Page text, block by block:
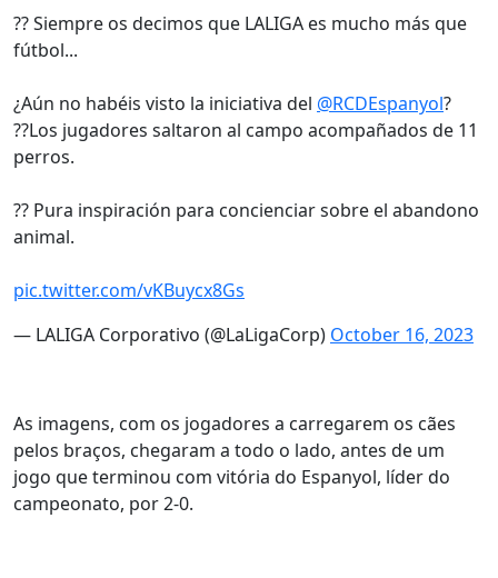
?? Siempre os decimos que LALIGA es mucho más que
fútbol...
¿Aún no habéis visto la iniciativa del @RCDEspanyol?
??Los jugadores saltaron al campo acompañados de 11
perros.
?? Pura inspiración para concienciar sobre el abandono
animal.
pic.twitter.com/vKBuycx8Gs
— LALIGA Corporativo (@LaLigaCorp) October 16, 2023
As imagens, com os jogadores a carregarem os cães
pelos braços, chegaram a todo o lado, antes de um
jogo que terminou com vitória do Espanyol, líder do
campeonato, por 2-0.